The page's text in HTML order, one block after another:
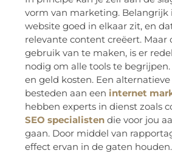
vorm van marketing. Belangrijk
website goed in elkaar zit, en
relevante content creëert. Maar
gebruik van te maken, is er
nodig om alle tools te
en geld kosten. Een
besteden aan een internet
hebben experts in dienst zoals
SEO specialisten die voor jou
gaan. Door middel van
effect ervan in de gaten